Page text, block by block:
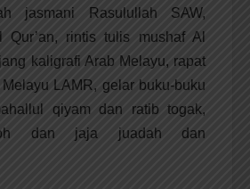
jasmani Rasulullah SAW,
Qur’an, rintis tulis mushaf Al
kaligrafi Arab Melayu, rapat
LAMR, gelar buku-buku
qiyam dan ratib togak,
dan jaja juadah dan